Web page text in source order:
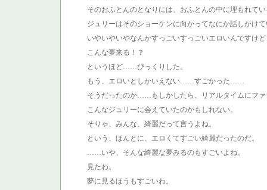
そのおふとんのとなりには、おふとんの中に埋もれて
ジュリーはそのショーケンに向かってなにか話しかけ
いやいやいやなんかすっごいすっごいエロいんですけ
こんな夢来る！？
というほど……びっくりした。
もう、エロいとしかいえない……すごかった……
そうだったのか……もしかしたら、リアルタイムにファ
こんなジュリーに会えていたのかもしれない。
そりゃ、みんな、綺麗だって言うよね。
という、ほんとに、エロくてすごい綺麗だったのだ。
……いや、そんな綺麗な夢みるのもすごいよね。
見たわ。
夢に見るほうもすごいわ。